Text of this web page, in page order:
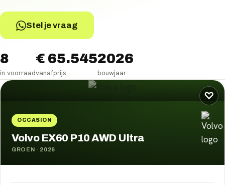
Stel je vraag
8
in voorraad
€ 65.545
vanafprijs
2026
bouwjaar
Volvo EX60 occasions
♡
OCCASION
Volvo EX60 P10 AWD Ultra
GROEN · 2026